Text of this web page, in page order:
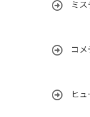
ミ
コメ
ヒ